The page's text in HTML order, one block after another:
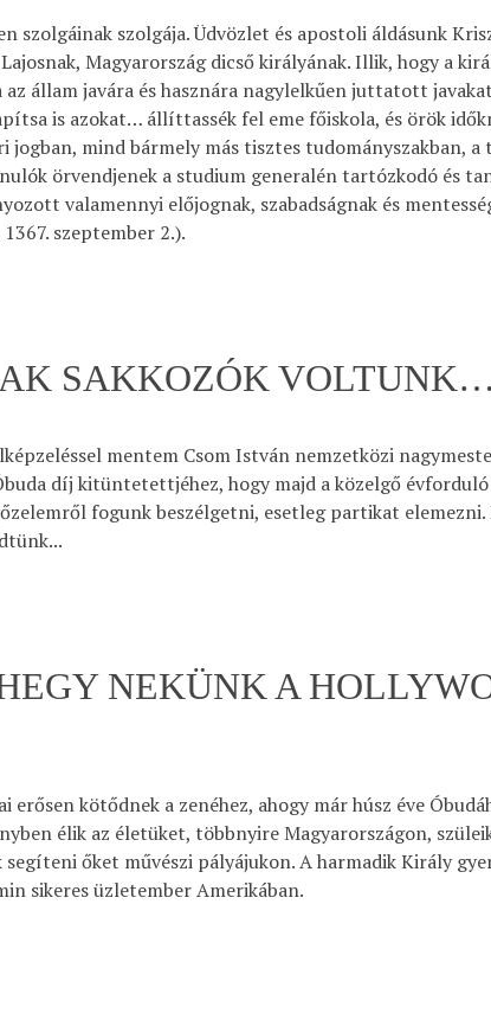
szolgáinak szolgája. Üdvözlet és apostoli áldásunk
Magyarország dicső királyának. Illik, hogy a
állam javára és hasznára nagylelkűen juttatott
is azokat… állíttassék fel eme főiskola, és örök
jogban, mind bármely más tisztes tudományszakban,
örvendjenek a studium generalén tartózkodó és
valamennyi előjognak, szabadságnak és
szeptember 2.).
SAKKOZÓK VOLTUNK…
mentem Csom István nemzetközi
díj kitüntetettjéhez, hogy majd a közelgő
fogunk beszélgetni, esetleg partikat
NEKÜNK A
erősen kötődnek a zenéhez, ahogy már húsz éve
élik az életüket, többnyire Magyarországon,
segíteni őket művészi pályájukon. A harmadik Király
sikeres üzletember Amerikában.